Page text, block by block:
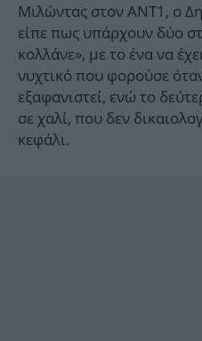
Mιλώντας στον ΑΝΤ1, o
είπε πως υπάρχουν δύο
κολλάνε», με το ένα να
νυχτικό που φορούσε
εξαφανιστεί, ενώ το
σε χαλί, που δεν
κεφάλι.